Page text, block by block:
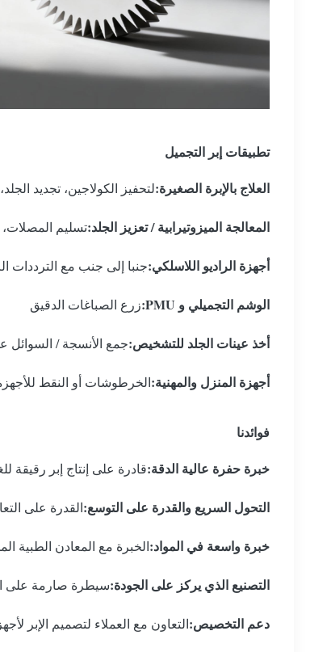
تطبيقات إبر التجميل
العلاج بالإبرة الصغيرة:لتحفيز الكولاجين، تجديد
المعالجة الميزوتيرابية / تعزيز الجلد:تسليم المصلات،
أجهزة الراديو اللاسلكي:جنبا إلى جنب مع الترددات
الوشم التجميلي و PMU: زرع الصباغات الدقيق
أخذ عينات الجلد للتشخيص:جمع الأنسجة /
أجهزة المنزل والمهنية:الخرطوشات أو النقط للأجهزة
فوائدنا
خبرة حفرة عالية الدقة:قادرة على إنتاج إبر رقيقة للغاية حتى قطرها
التحول السريع والقدرة على التوسع:القدرة على
خبرة واسعة في المواد:الخبرة مع المعادن الطبية
التصنيع الذي يركز على الجودة:سيطرة صارمة على
دعم التخصيص:التعاون مع العملاء لتصميم الإبر